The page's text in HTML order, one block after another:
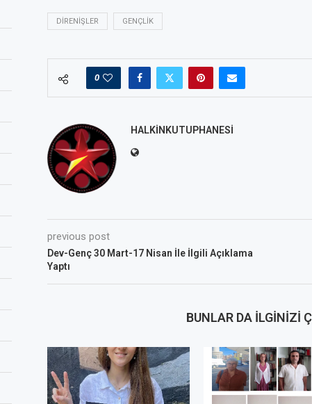
DIRENIŞLER GENÇLIK
0
HALKINKUTUPHANESI
previous post
Dev-Genç 30 Mart-17 Nisan İle İlgili Açıklama
Yaptı
BUNLAR DA İLGINIZI